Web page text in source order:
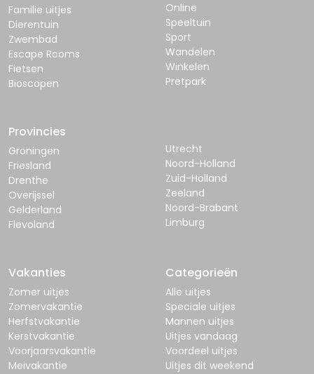
Familie uitjes
Dierentuin
Zwembad
Escape Rooms
Fietsen
Bioscopen
Online
Speeltuin
Sport
Wandelen
Winkelen
Pretpark
Provincies
Groningen
Friesland
Drenthe
Overijssel
Gelderland
Flevoland
Utrecht
Noord-Holland
Zuid-Holland
Zeeland
Noord-Brabant
Limburg
Vakanties
Zomer uitjes
Zomervakantie
Herfstvakantie
Kerstvakantie
Voorjaarsvakantie
Meivakantie
Categorieën
Alle uitjes
Speciale uitjes
Mannen uitjes
Uitjes vandaag
Voordeel uitjes
Uitjes dit weekend